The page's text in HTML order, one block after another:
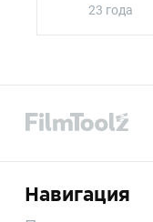
23 года
Навигация